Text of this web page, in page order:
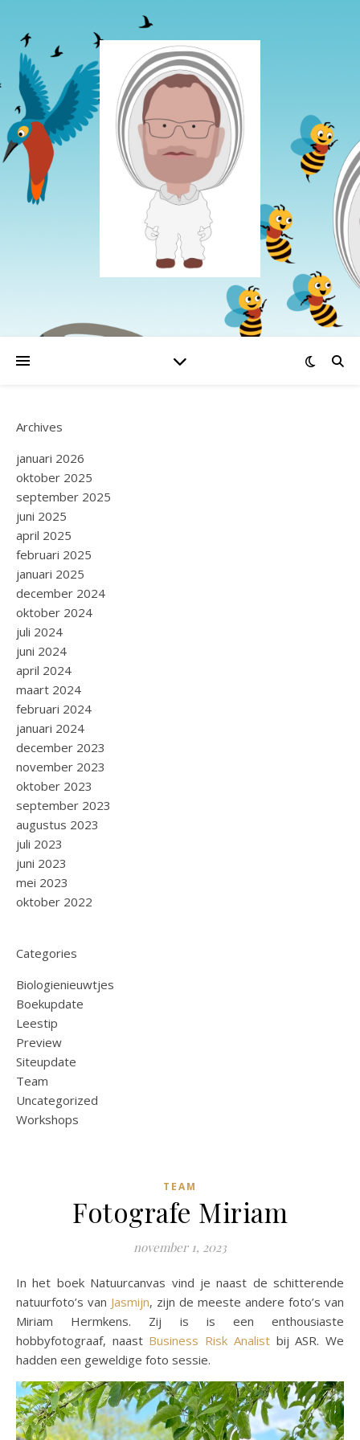
Archives
januari 2026
oktober 2025
september 2025
juni 2025
april 2025
februari 2025
januari 2025
december 2024
oktober 2024
juli 2024
juni 2024
april 2024
maart 2024
februari 2024
januari 2024
december 2023
november 2023
oktober 2023
september 2023
augustus 2023
juli 2023
juni 2023
mei 2023
oktober 2022
Categories
Biologienieuwtjes
Boekupdate
Leestip
Preview
Siteupdate
Team
Uncategorized
Workshops
TEAM
Fotografe Miriam
november 1, 2023
In het boek Natuurcanvas vind je naast de schitterende
natuurfoto’s van Jasmijn, zijn de meeste andere foto’s van
Miriam Hermkens. Zij is is een enthousiaste
hobbyfotograaf, naast Business Risk Analistbij ASR. We
hadden een geweldige foto sessie.